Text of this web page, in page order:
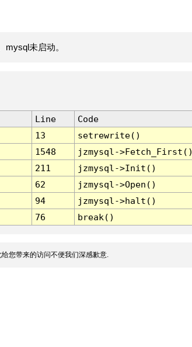
未启动。
Line
Code
13
setrewrite()
1548
jzmysql-
211
jzmysql->Init()
62
jzmysql->Open()
94
jzmysql->halt()
76 break()
您带来的访问不便我们深感歉意.